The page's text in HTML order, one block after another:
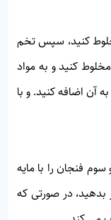
کنید، سپس تخم
کنید و به مواد
آن اضافه کنید. و با
فنجان را با مایه
در صورتی که